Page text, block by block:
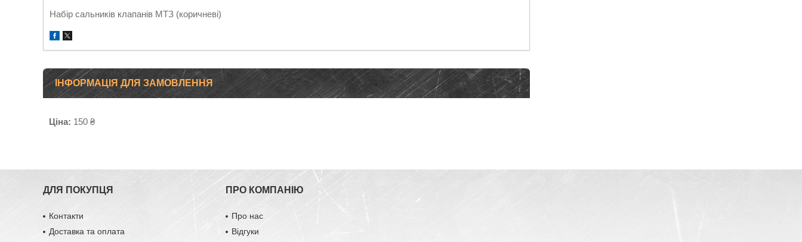
Набір сальників клапанів МТЗ (коричневі)
ІНФОРМАЦІЯ ДЛЯ ЗАМОВЛЕННЯ
Ціна: 150 ₴
ДЛЯ ПОКУПЦЯ
Контакти
Доставка та оплата
ПРО КОМПАНІЮ
Про нас
Відгуки